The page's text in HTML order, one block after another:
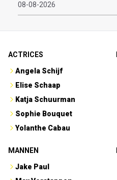
08-08-2026
ACTRICES
Angela Schijf
Elise Schaap
Katja Schuurman
Sophie Bouquet
Yolanthe Cabau
MANNEN
Jake Paul